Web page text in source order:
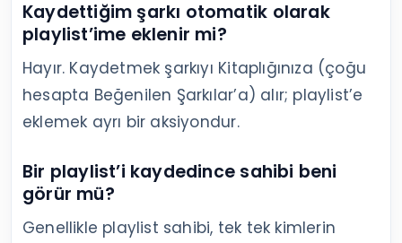
Kaydettiğim şarkı otomatik olarak
playlist’ime eklenir mi?
Hayır. Kaydetmek şarkıyı Kitaplığınıza (çoğu
hesapta Beğenilen Şarkılar’a) alır; playlist’e
eklemek ayrı bir aksiyondur.
Bir playlist’i kaydedince sahibi beni
görür mü?
Genellikle playlist sahibi, tek tek kimlerin